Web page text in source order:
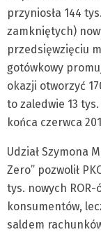
przyniosła 144
zamkniętych)
przedsięwzięciu
gotówkowy
okazji otworzyć
to zaledwie 13
końca czerwca
Udział Szymona
Zero” pozwolił
tys. nowych
konsumentów,
saldem